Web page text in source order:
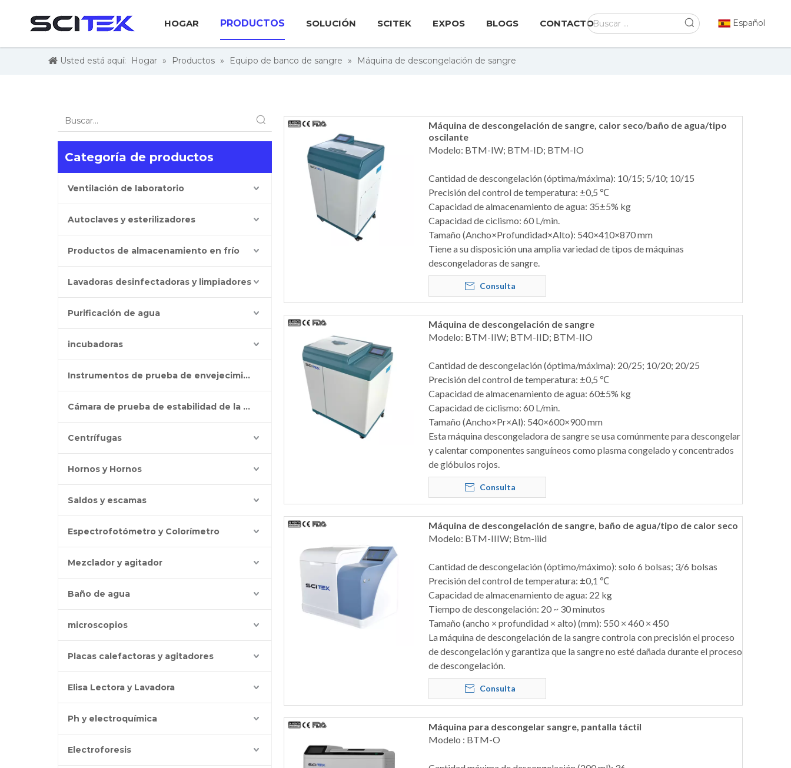
HOGAR PRODUCTOS SOLUCIÓN SCITEK EXPOS BLOGS CONTACTO Español
Usted está aquí: Hogar » Productos » Equipo de banco de sangre » Máquina de descongelación de sangre
Categoría de productos
Ventilación de laboratorio
Autoclaves y esterilizadores
Productos de almacenamiento en frío
Lavadoras desinfectadoras y limpiadores
Purificación de agua
incubadoras
Instrumentos de prueba de envejecimiento
Cámara de prueba de estabilidad de la batería
Centrífugas
Hornos y Hornos
Saldos y escamas
Espectrofotómetro y Colorímetro
Mezclador y agitador
Baño de agua
microscopios
Placas calefactoras y agitadores
Elisa Lectora y Lavadora
Ph y electroquímica
Electroforesis
Máquina de descongelación de sangre, calor seco/baño de agua/tipo
oscilante
Modelo: BTM-IW; BTM-ID; BTM-IO
Cantidad de descongelación (óptima/máxima): 10/15; 5/10; 10/15
Precisión del control de temperatura: ±0,5 ℃
Capacidad de almacenamiento de agua: 35±5% kg
Capacidad de ciclismo: 60 L/min.
Tamaño (Ancho×Profundidad×Alto): 540×410×870 mm
Tiene a su disposición una amplia variedad de tipos de máquinas
descongeladoras de sangre.
Consulta
Máquina de descongelación de sangre
Modelo: BTM-IIW; BTM-IID; BTM-IIO
Cantidad de descongelación (óptima/máxima): 20/25; 10/20; 20/25
Precisión del control de temperatura: ±0,5 ℃
Capacidad de almacenamiento de agua: 60±5% kg
Capacidad de ciclismo: 60 L/min.
Tamaño (Ancho×Pr×Al): 540×600×900 mm
Esta máquina descongeladora de sangre se usa comúnmente para descongelar
y calentar componentes sanguíneos como plasma congelado y concentrados
de glóbulos rojos.
Consulta
Máquina de descongelación de sangre, baño de agua/tipo de calor seco
Modelo: BTM-IIIW; Btm-iiid
Cantidad de descongelación (óptimo/máximo): solo 6 bolsas; 3/6 bolsas
Precisión del control de temperatura: ±0,1 ℃
Capacidad de almacenamiento de agua: 22 kg
Tiempo de descongelación: 20 ~ 30 minutos
Tamaño (ancho × profundidad × alto) (mm): 550 × 460 × 450
La máquina de descongelación de la sangre controla con precisión el proceso
de descongelación y garantiza que la sangre no esté dañada durante el proceso
de descongelación.
Consulta
Máquina para descongelar sangre, pantalla táctil
Modelo : BTM-O